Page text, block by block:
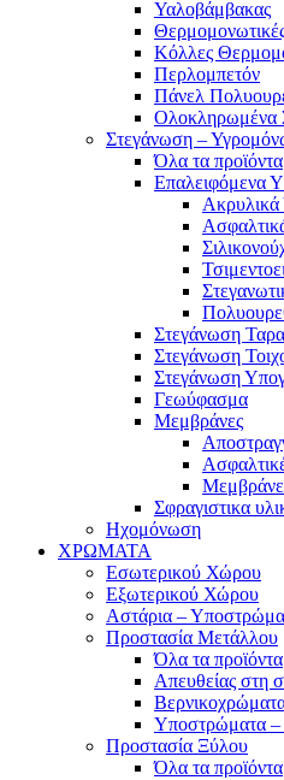
Υαλοβάμβακας
Κόλλες
Περλομπετόν
Πάνελ
Ολοκληρωμένα
Στεγάνωση –
Όλα τα προϊόντα
Επαλειφόμενα
Ακρυλικά
Στεγάνωση
Στεγάνωση
Στεγάνωση
Γεωύφασμα
Μεμβράνες
Σφραγιστικα
Ηχομόνωση
ΧΡΩΜΑΤΑ
Εσωτερικού Χώρου
Εξωτερικού Χώρου
Αστάρια –
Προστασία Μετάλλου
Όλα τα προϊόντα
Απευθείας στη
Υποστρώματα –
Προστασία Ξύλου
Όλα τα προϊόντα